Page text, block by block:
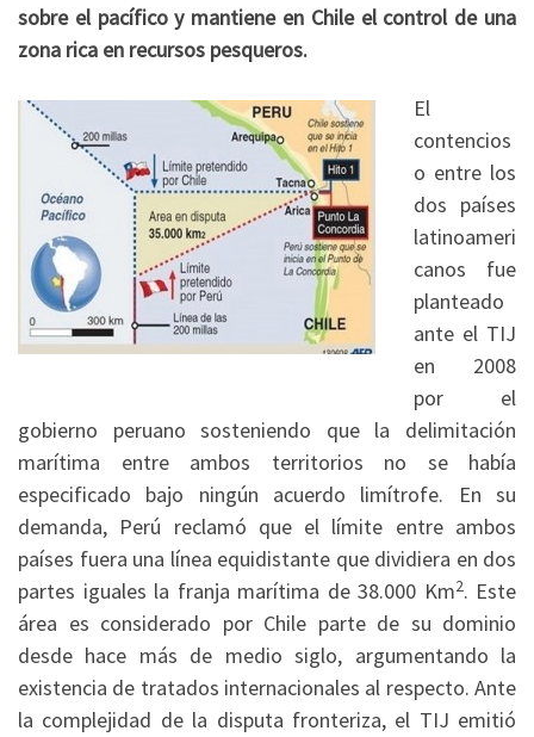
sobre el pacífico y mantiene en Chile el control de una
zona rica en recursos pesqueros.
El
contencios
o entre los
dos países
latinoameri
canos fue
planteado
ante el TIJ
en 2008
por el
gobierno peruano sosteniendo que la delimitación
marítima entre ambos territorios no se había
especificado bajo ningún acuerdo limítrofe. En su
demanda, Perú reclamó que el límite entre ambos
países fuera una línea equidistante que dividiera en dos
partes iguales la franja marítima de 38.000 Km2. Este
área es considerado por Chile parte de su dominio
desde hace más de medio siglo, argumentando la
existencia de tratados internacionales al respecto. Ante
la complejidad de la disputa fronteriza, el TIJ emitió